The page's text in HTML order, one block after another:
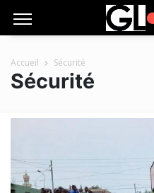
Accueil Sécurité
Sécurité